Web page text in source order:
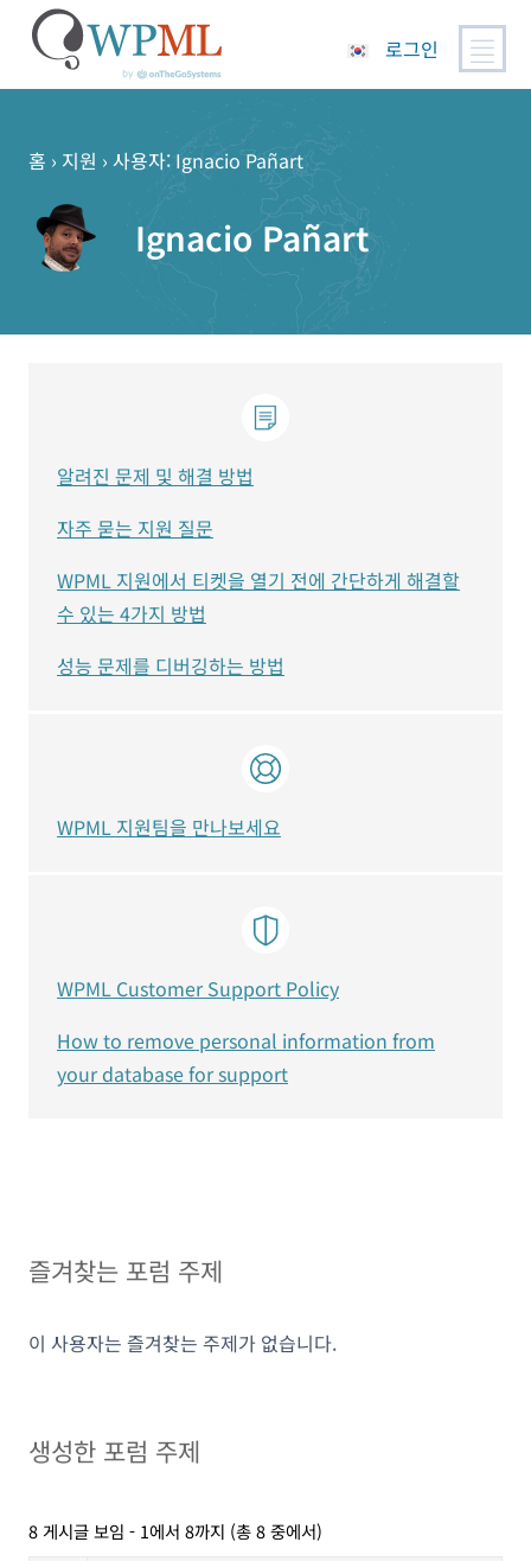
로그인
홈 › 지원 › 사용자: Ignacio Pañart
Ignacio Pañart
즐겨찾는 포럼 주제
이 사용자는 즐겨찾는 주제가 없습니다.
생성한 포럼 주제
8 게시글 보임 - 1에서 8까지 (총 8 중에서)
알려진 문제 및 해결 방법
자주 묻는 지원 질문
WPML 지원에서 티켓을 열기 전에 간단하게 해결할
수 있는 4가지 방법
성능 문제를 디버깅하는 방법
WPML 지원팀을 만나보세요
WPML Customer Support Policy
How to remove personal information from
your database for support